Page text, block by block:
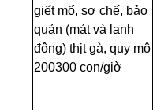
giết mổ, sơ chế, bảo
quản (mát và lạnh
đông) thịt gà, quy mô
200­300 con/giờ